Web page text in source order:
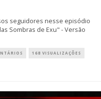
seguidores nesse episódio
Sombras de Exu" - Versão
168 VISUALIZAÇÕES